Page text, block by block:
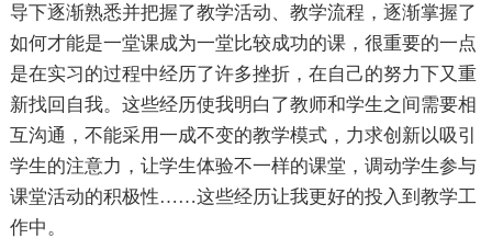
导下逐渐熟悉并把握了教学活动、教学流程，逐渐掌握了
如何才能是一堂课成为一堂比较成功的课，很重要的一点
是在实习的过程中经历了许多挫折，在自己的努力下又重
新找回自我。这些经历使我明白了教师和学生之间需要相
互沟通，不能采用一成不变的教学模式，力求创新以吸引
学生的注意力，让学生体验不一样的课堂，调动学生参与
课堂活动的积极性……这些经历让我更好的投入到教学工
作中。